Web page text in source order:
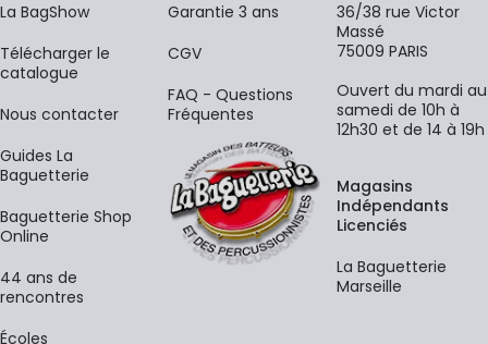
La BagShow
​Télécharger le
catalogue
Nous contacter
Guides La
Baguetterie
Baguetterie Shop
Online
44 ans de
rencontres
Écoles
Garantie 3 ans
CGV
FAQ - Questions
Fréquentes
36/38 rue Victor
Massé
75009 PARIS
Ouvert du mardi au
samedi de 10h à
12h30 et de 14 à 19h
Magasins
Indépendants
Licenciés
La Baguetterie
Marseille